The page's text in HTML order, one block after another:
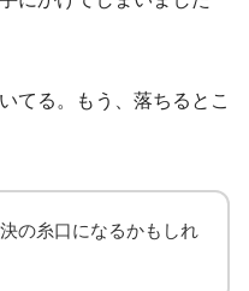
てる。もう、落ちるとこ
の糸口になるかもしれ